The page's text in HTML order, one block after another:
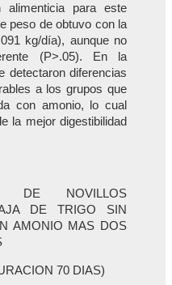
para este
peso de obtuvo con la
kg/día), aunque no
(P>.05). En la
detectaron diferencias
a los grupos que
con amonio, lo cual
la mejor digestibilidad
DE NOVILLOS
DE TRIGO SIN
AMONIO MAS DOS
70 DIAS)